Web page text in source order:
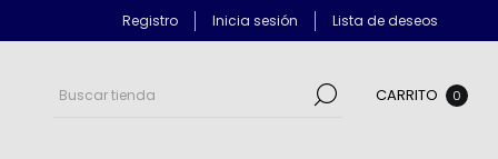
Registro Inicia sesión Lista de deseos
CARRITO 0